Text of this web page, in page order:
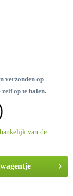
verzonden op
op te halen.
van de